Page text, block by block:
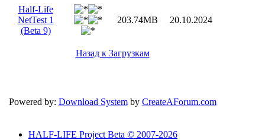
Half-Life
NetTest 1
(Beta 9)
203.74MB 20.10.2024
Назад к Загрузкам
Powered by: Download Systemby CreateAForum.com
HALF-LIFE Project Beta © 2007-2026